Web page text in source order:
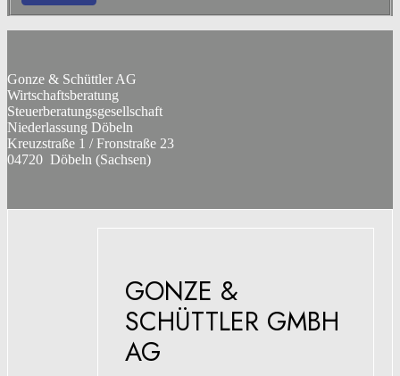
Gonze & Schüttler AG
Wirtschaftsberatung
Steuerberatungsgesellschaft
Niederlassung Döbeln
Kreuzstraße 1 / Fronstraße 23
04720 Döbeln (Sachsen)
GONZE &
SCHÜTTLER GMBH
AG